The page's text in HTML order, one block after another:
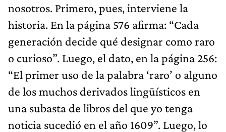
nosotros. Primero, pues, interviene la
historia. En la página 576 afirma: “Cada
generación decide qué designar como raro
o curioso”. Luego, el dato, en la página 256:
“El primer uso de la palabra ‘raro’ o alguno
de los muchos derivados lingüísticos en
una subasta de libros del que yo tenga
noticia sucedió en el año 1609”. Luego, lo